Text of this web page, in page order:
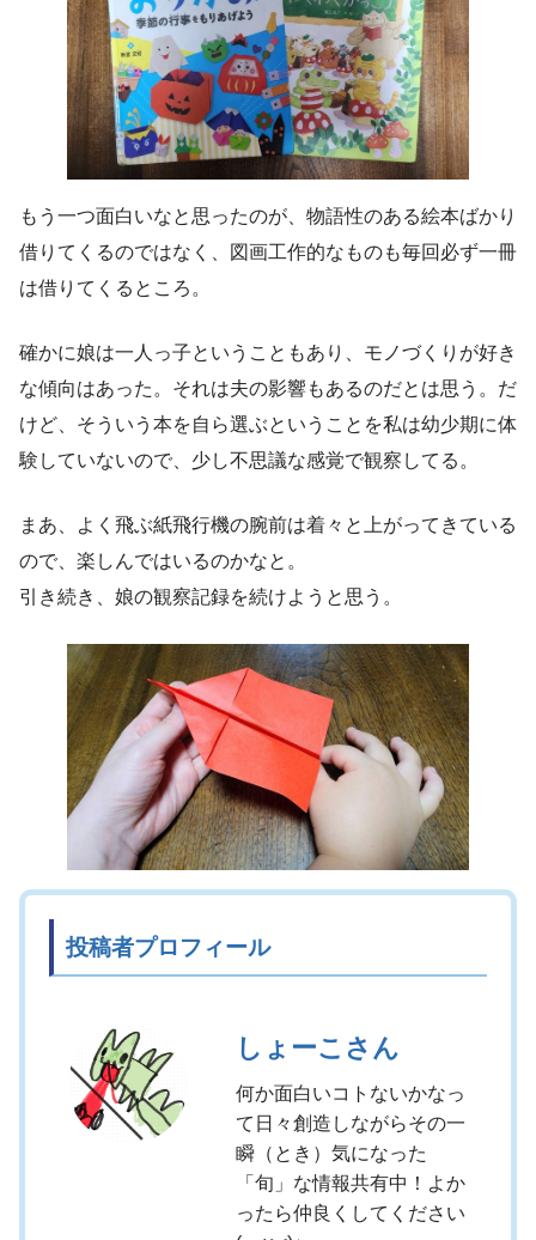
もう一つ面白いなと思ったのが、物語性のある絵本ばかり
借りてくるのではなく、図画工作的なものも毎回必ず一冊
は借りてくるところ。
確かに娘は一人っ子ということもあり、モノづくりが好き
な傾向はあった。それは夫の影響もあるのだとは思う。だ
けど、そういう本を自ら選ぶということを私は幼少期に体
験していないので、少し不思議な感覚で観察してる。
まあ、よく飛ぶ紙飛行機の腕前は着々と上がってきている
ので、楽しんではいるのかなと。
引き続き、娘の観察記録を続けようと思う。
投稿者プロフィール
しょーこさん
何か面白いコトないかなっ
て日々創造しながらその一
瞬（とき）気になった
「旬」な情報共有中！よか
ったら仲良くしてください